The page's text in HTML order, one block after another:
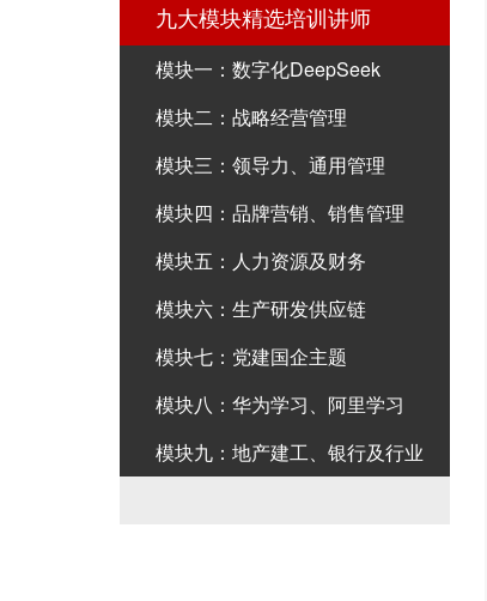
九大模块精选培训讲师
模块一：数字化DeepSeek
模块二：战略经营管理
模块三：领导力、通用管理
模块四：品牌营销、销售管理
模块五：人力资源及财务
模块六：生产研发供应链
模块七：党建国企主题
模块八：华为学习、阿里学习
模块九：地产建工、银行及行业